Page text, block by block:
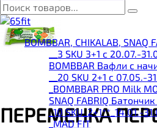
BOMBBAR, CHIKALAB, SNAQ
__3 SKU 3+1 с 20.07.-
BOMBBAR Вафли с
__20 SKU 2+1 с 07.05.-
_BOMBBAR PRO
SNAQ FABRIQ
_10 SKU_2+1**_14.01.-
_MAD FIT
ПЕРЕМЕНКА